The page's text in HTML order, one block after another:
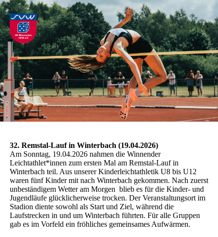
32. Remstal-Lauf in Winterbach (19.04.2026)
Am Sonntag, 19.04.2026 nahmen die Winnender
Leichtathlet*innen zum ersten Mal am Remstal-Lauf in
Winterbach teil. Aus unserer Kinderleichtathletik U8 bis U12
waren fünf Kinder mit nach Winterbach gekommen. Nach zuerst
unbeständigem Wetter am Morgen blieb es für die Kinder- und
Jugendläufe glücklicherweise trocken. Der Veranstaltungsort im
Stadion diente sowohl als Start und Ziel, während die
Laufstrecken in und um Winterbach führten. Für alle Gruppen
gab es im Vorfeld ein fröhliches gemeinsames Aufwärmen.